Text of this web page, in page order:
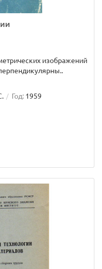
изображений
Год: 1959